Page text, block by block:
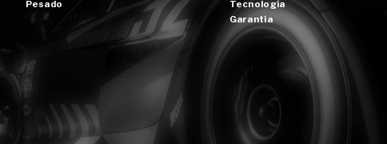
Pesado
Tecnología
Garantía